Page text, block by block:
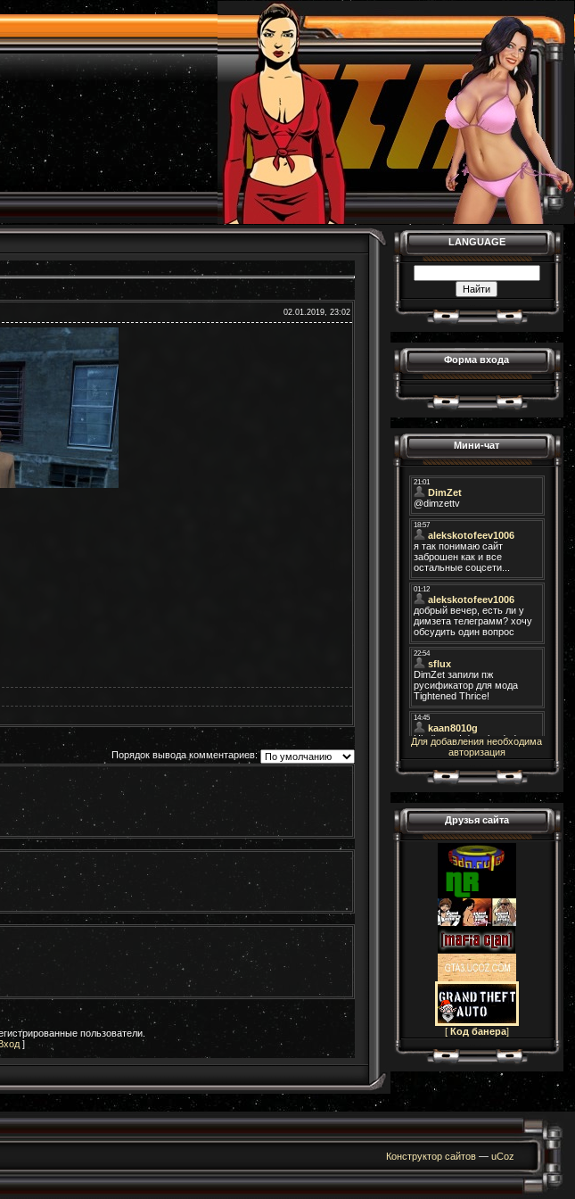
02.01.2019, 23:02
Порядок вывода комментариев:
пользователи.
]
LANGUAGE
Форма входа
Мини-чат
Для добавления необходима
авторизация
Друзья сайта
[ Код банера]
Конструктор сайтов — uCoz